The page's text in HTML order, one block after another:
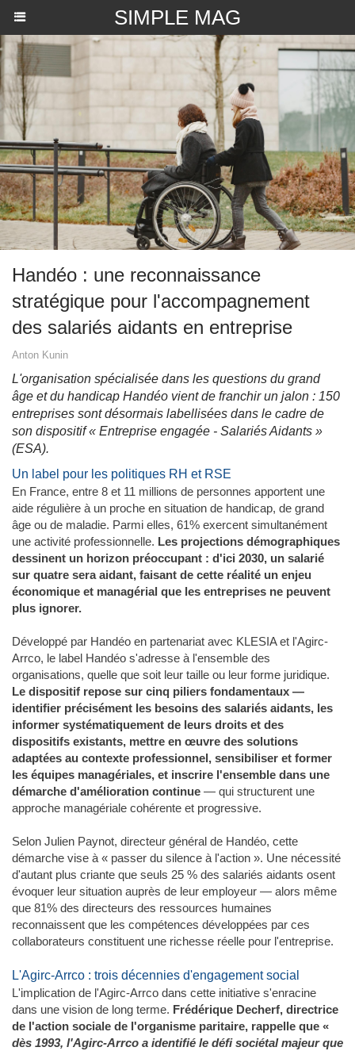
SIMPLE MAG
Handéo : une reconnaissance
stratégique pour l'accompagnement
des salariés aidants en entreprise
Anton Kunin
L'organisation spécialisée dans les questions du grand
âge et du handicap Handéo vient de franchir un jalon : 150
entreprises sont désormais labellisées dans le cadre de
son dispositif « Entreprise engagée - Salariés Aidants »
(ESA).
Un label pour les politiques RH et RSE
En France, entre 8 et 11 millions de personnes apportent une
aide régulière à un proche en situation de handicap, de grand
âge ou de maladie. Parmi elles, 61% exercent simultanément
une activité professionnelle. Les projections démographiques
dessinent un horizon préoccupant : d'ici 2030, un salarié
sur quatre sera aidant, faisant de cette réalité un enjeu
économique et managérial que les entreprises ne peuvent
plus ignorer.
Développé par Handéo en partenariat avec KLESIA et l'Agirc-
Arrco, le label Handéo s'adresse à l'ensemble des
organisations, quelle que soit leur taille ou leur forme juridique.
Le dispositif repose sur cinq piliers fondamentaux —
identifier précisément les besoins des salariés aidants, les
informer systématiquement de leurs droits et des
dispositifs existants, mettre en œuvre des solutions
adaptées au contexte professionnel, sensibiliser et former
les équipes managériales, et inscrire l'ensemble dans une
démarche d'amélioration continue — qui structurent une
approche managériale cohérente et progressive.
Selon Julien Paynot, directeur général de Handéo, cette
démarche vise à « passer du silence à l'action ». Une nécessité
d'autant plus criante que seuls 25 % des salariés aidants osent
évoquer leur situation auprès de leur employeur — alors même
que 81% des directeurs des ressources humaines
reconnaissent que les compétences développées par ces
collaborateurs constituent une richesse réelle pour l'entreprise.
L'Agirc-Arrco : trois décennies d'engagement social
L'implication de l'Agirc-Arrco dans cette initiative s'enracine
dans une vision de long terme. Frédérique Decherf, directrice
de l'action sociale de l'organisme paritaire, rappelle que «
dès 1993, l'Agirc-Arrco a identifié le défi sociétal majeur que